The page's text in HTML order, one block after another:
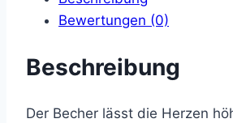
Bewertungen (0)
Beschreibung
Der Becher lässt die Herzen